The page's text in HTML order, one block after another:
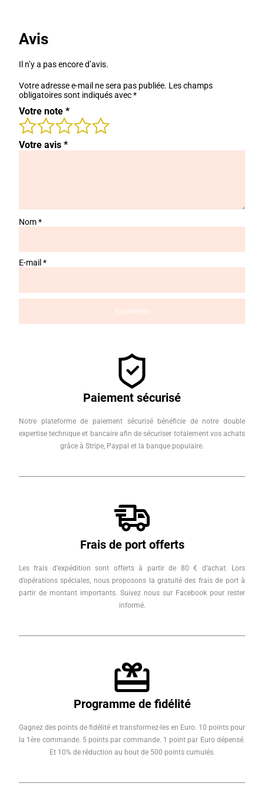
Avis
Il n’y a pas encore d’avis.
Votre adresse e-mail ne sera pas publiée. Les champs
obligatoires sont indiqués avec*
Votre note *
Votre avis *
Nom*
E-mail *
Paiement sécurisé
Notre plateforme de paiement sécurisé bénéficie de notre double
expertise technique et bancaire afin de sécuriser totalement vos achats
grâce à Stripe, Paypal et la banque populaire.
Frais de port offerts
Les frais d’expédition sont offerts à partir de 80 € d’achat. Lors
d’opérations spéciales, nous proposons la gratuité des frais de port à
partir de montant importants. Suivez nous sur Facebook pour rester
informé.
Programme de fidélité
Gagnez des points de fidélité et transformez-les en Euro. 10 points pour
la 1ère commande. 5 points par commande. 1 point par Euro dépensé.
Et 10% de réduction au bout de 500 points cumulés.